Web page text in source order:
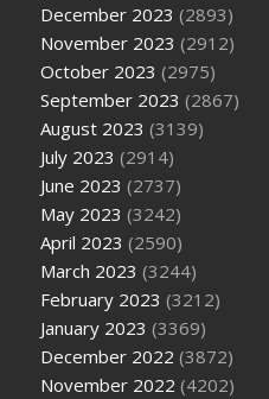
December 2023 (2893)
November 2023 (2912)
October 2023 (2975)
September 2023 (2867)
August 2023 (3139)
July 2023 (2914)
June 2023 (2737)
May 2023 (3242)
April 2023 (2590)
March 2023 (3244)
February 2023 (3212)
January 2023 (3369)
December 2022 (3872)
November 2022 (4202)